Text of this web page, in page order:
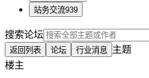
站务交流939
搜索论坛
返回列表 论坛 行业消息
主题
楼主